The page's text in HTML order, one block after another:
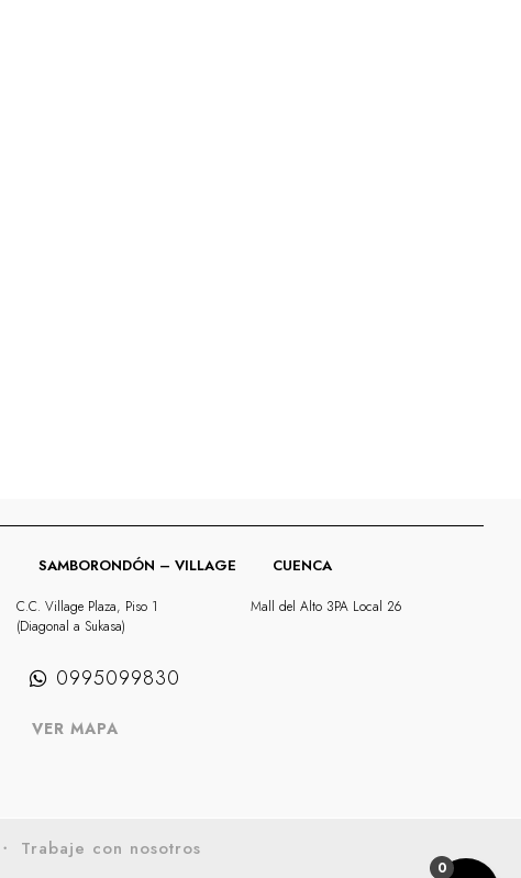
SAMBORONDÓN – VILLAGE
C.C. Village Plaza, Piso 1
(Diagonal a Sukasa)
0995099830
VER MAPA
CUENCA
Mall del Alto 3PA Local 26
・ Trabaje con nosotros
0